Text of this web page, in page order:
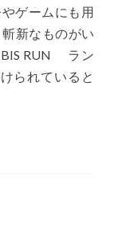
ゲームにも用
新なものがい
RUN ラン
られていると